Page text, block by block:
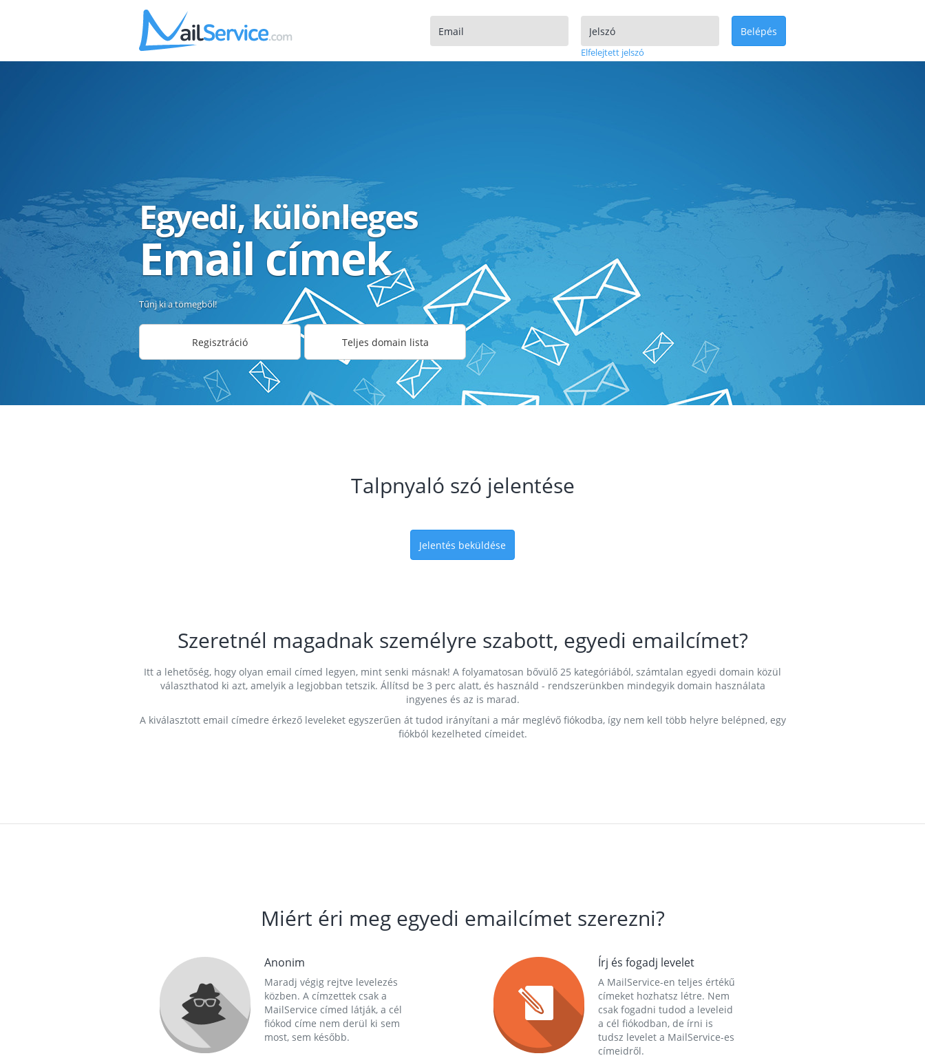
Elfelejtett jelszó
Belépés
Egyedi, különleges
Email címek
Tűnj ki a tömegből!
Regisztráció Teljes domain lista
Talpnyaló szó jelentése
Jelentés beküldése
Szeretnél magadnak személyre szabott, egyedi emailcímet?
Itt a lehetőség, hogy olyan email címed legyen, mint senki másnak! A folyamatosan bővülő 25 kategóriából, számtalan egyedi domain közül
választhatod ki azt, amelyik a legjobban tetszik. Állítsd be 3 perc alatt, és használd - rendszerünkben mindegyik domain használata
ingyenes és az is marad.
A kiválasztott email címedre érkező leveleket egyszerűen át tudod irányítani a már meglévő fiókodba, így nem kell több helyre belépned, egy
fiókból kezelheted címeidet.
Miért éri meg egyedi emailcímet szerezni?
Anonim
Maradj végig rejtve levelezés
közben. A címzettek csak a
MailService címed látják, a cél
fiókod címe nem derül ki sem
most, sem később.
Írj és fogadj levelet
A MailService-en teljes értékű
címeket hozhatsz létre. Nem
csak fogadni tudod a leveleid
a cél fiókodban, de írni is
tudsz levelet a MailService-es
címeidről.